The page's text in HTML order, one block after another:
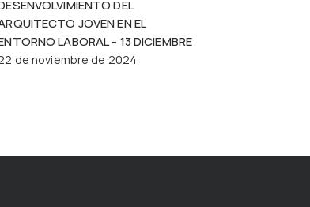
DEL
JOVEN EN EL
LABORAL – 13 DICIEMBRE
de noviembre de 2024